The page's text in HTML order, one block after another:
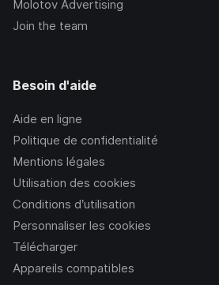
Molotov Advertising
Join the team
Besoin d'aide
Aide en ligne
Politique de confidentialité
Mentions légales
Utilisation des cookies
Conditions d’utilisation
Personnaliser les cookies
Télécharger
Appareils compatibles